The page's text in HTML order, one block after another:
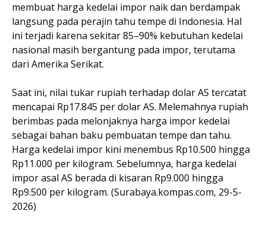
membuat harga kedelai impor naik dan berdampak
langsung pada perajin tahu tempe di Indonesia. Hal
ini terjadi karena sekitar 85–90% kebutuhan kedelai
nasional masih bergantung pada impor, terutama
dari Amerika Serikat.
Saat ini, nilai tukar rupiah terhadap dolar AS tercatat
mencapai Rp17.845 per dolar AS. Melemahnya rupiah
berimbas pada melonjaknya harga impor kedelai
sebagai bahan baku pembuatan tempe dan tahu.
Harga kedelai impor kini menembus Rp10.500 hingga
Rp11.000 per kilogram. Sebelumnya, harga kedelai
impor asal AS berada di kisaran Rp9.000 hingga
Rp9.500 per kilogram. (Surabaya.kompas.com, 29-5-
2026)